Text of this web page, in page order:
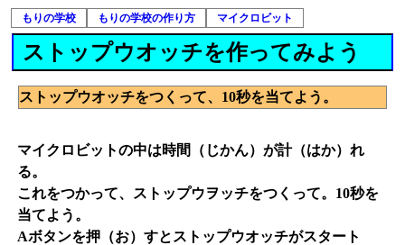
もりの学校 もりの学校の作り方 マイクロビット
ストップウオッチを作ってみよう
ストップウオッチをつくって、10秒を当てよう。
マイクロビットの中は時間（じかん）が計（はか）れ
る。
これをつかって、ストップウヲッチをつくって。10秒を
当てよう。
Aボタンを押（お）すとストップウオッチがスタート